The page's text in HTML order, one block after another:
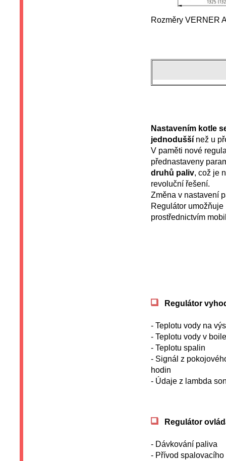
Rozměry VERNER
Nastavením kotle
jednoduššínež u
V paměti nové
přednastaveny
druhů paliv, což je
revoluční řešení.
Změna v nastavení
Regulátor
prostřednictvím
Regulátor
- Teplotu vody na
- Teplotu vody v
- Teplotu spalin
- Signál z
hodin
- Údaje z lambda
Regulátor
- Dávkování paliva
- Přívod spalovacího